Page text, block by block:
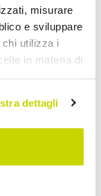
misurare
e sviluppare
utilizza i
in materia di
in qualsiasi
facendo clic
dettagli